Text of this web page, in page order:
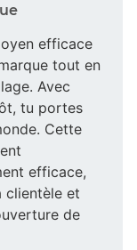
efficace
tout en
Avec
tu portes
Cette
efficace,
clientèle et
de